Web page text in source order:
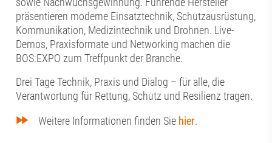
präsentieren moderne Einsatztechnik, Schutzausrüstung,
Kommunikation, Medizintechnik und Drohnen. Live-
Demos, Praxisformate und Networking machen die
BOS:EXPO zum Treffpunkt der Branche.
Drei Tage Technik, Praxis und Dialog – für alle, die
Verantwortung für Rettung, Schutz und Resilienz tragen.
Weitere Informationen finden Sie hier.